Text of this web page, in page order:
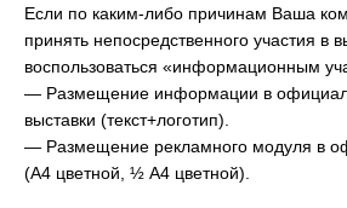
Если по каким-либо причинам Ваша
принять непосредственного участия в
воспользоваться «информационным
— Размещение информации в
выставки (текст+логотип).
— Размещение рекламного модуля в
(А4 цветной, ½ А4 цветной).